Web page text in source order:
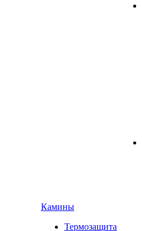
Камины
Термозащита